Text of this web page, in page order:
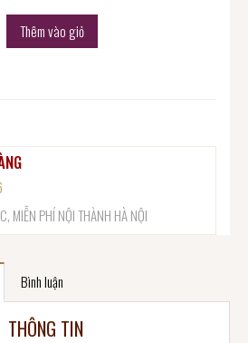
Thêm vào giỏ
MIỄN PHÍ NỘI THÀNH HÀ NỘI
Bình luận
THÔNG TIN